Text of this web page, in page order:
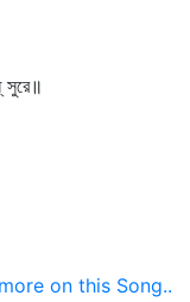
on this Song..